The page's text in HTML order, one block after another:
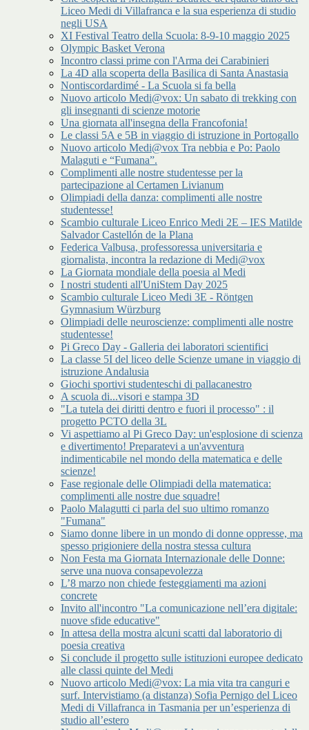
Liceo Medi di Villafranca e la sua esperienza di studio
negli USA
XI Festival Teatro della Scuola: 8-9-10 maggio 2025
Olympic Basket Verona
Incontro classi prime con l'Arma dei Carabinieri
La 4D alla scoperta della Basilica di Santa Anastasia
Nontiscordardimé - La Scuola si fa bella
Nuovo articolo Medi@vox: Un sabato di trekking con
gli insegnanti di scienze motorie
Una giornata all'insegna della Francofonia!
Le classi 5A e 5B in viaggio di istruzione in Portogallo
Nuovo articolo Medi@vox Tra nebbia e Po: Paolo
Malaguti e “Fumana”.
Complimenti alle nostre studentesse per la
partecipazione al Certamen Livianum
Olimpiadi della danza: complimenti alle nostre
studentesse!
Scambio culturale Liceo Enrico Medi 2E – IES Matilde
Salvador Castellón de la Plana
Federica Valbusa, professoressa universitaria e
giornalista, incontra la redazione di Medi@vox
La Giornata mondiale della poesia al Medi
I nostri studenti all'UniStem Day 2025
Scambio culturale Liceo Medi 3E - Röntgen
Gymnasium Würzburg
Olimpiadi delle neuroscienze: complimenti alle nostre
studentesse!
Pi Greco Day - Galleria dei laboratori scientifici
La classe 5I del liceo delle Scienze umane in viaggio di
istruzione Andalusia
Giochi sportivi studenteschi di pallacanestro
A scuola di...visori e stampa 3D
"La tutela dei diritti dentro e fuori il processo" : il
progetto PCTO della 3L
Vi aspettiamo al Pi Greco Day: un'esplosione di scienza
e divertimento! Preparatevi a un'avventura
indimenticabile nel mondo della matematica e delle
scienze!
Fase regionale delle Olimpiadi della matematica:
complimenti alle nostre due squadre!
Paolo Malagutti ci parla del suo ultimo romanzo
"Fumana"
Siamo donne libere in un mondo di donne oppresse, ma
spesso prigioniere della nostra stessa cultura
Non Festa ma Giornata Internazionale delle Donne:
serve una nuova consapevolezza
L’8 marzo non chiede festeggiamenti ma azioni
concrete
Invito all'incontro "La comunicazione nell’era digitale:
nuove sfide educative"
In attesa della mostra alcuni scatti dal laboratorio di
poesia creativa
Si conclude il progetto sulle istituzioni europee dedicato
alle classi quinte del Medi
Nuovo articolo Medi@vox: La mia vita tra canguri e
surf. Intervistiamo (a distanza) Sofia Pernigo del Liceo
Medi di Villafranca in Tasmania per un’esperienza di
studio all’estero